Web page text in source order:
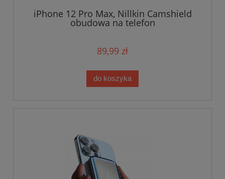
iPhone 12 Pro Max, Nillkin Camshield
obudowa na telefon
89,99 zł
do koszyka